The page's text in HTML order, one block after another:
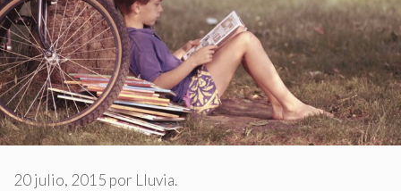
20 julio, 2015 por Lluvia.